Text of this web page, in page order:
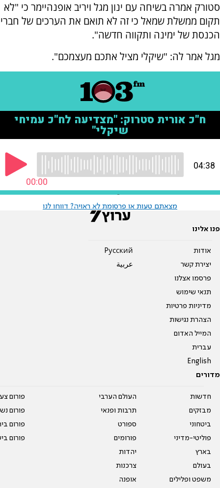
סטורק אמרה בשיחה עם ינון מגל ויריב אופנהיימר כי "לא
תקום ממשלת שמאל כי זה לא תואם את הערכים של חברי
הכנסת של ימינה ותקווה חדשה".
מגל אמר לה: "שיקלי מציל אתכם מעצמכם".
מצאתם טעות או פרסומת לא ראויה? דווחו לנו
פנו אלינו
אודות
יצירת קשר
פרסמו אצלנו
תנאי שימוש
מדיניות פרטיות
הצהרת נגישות
המייל האדום
עברית
English
Pусский
عربية
מדורים
חדשות
מבזקים
ביטחוני
פוליטי-מדיני
בארץ
בעולם
משפט ופלילים
העולם הערבי
תרבות ופנאי
ספורט
פורומים
יהדות
צרכנות
אופנה
פורום
פורום
פורום
פורום